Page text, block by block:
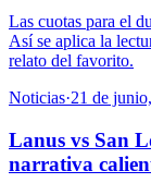
Las cuotas para el
Así se aplica la
relato del favorito.
Noticias·21 de
Lanus vs San
narrativa